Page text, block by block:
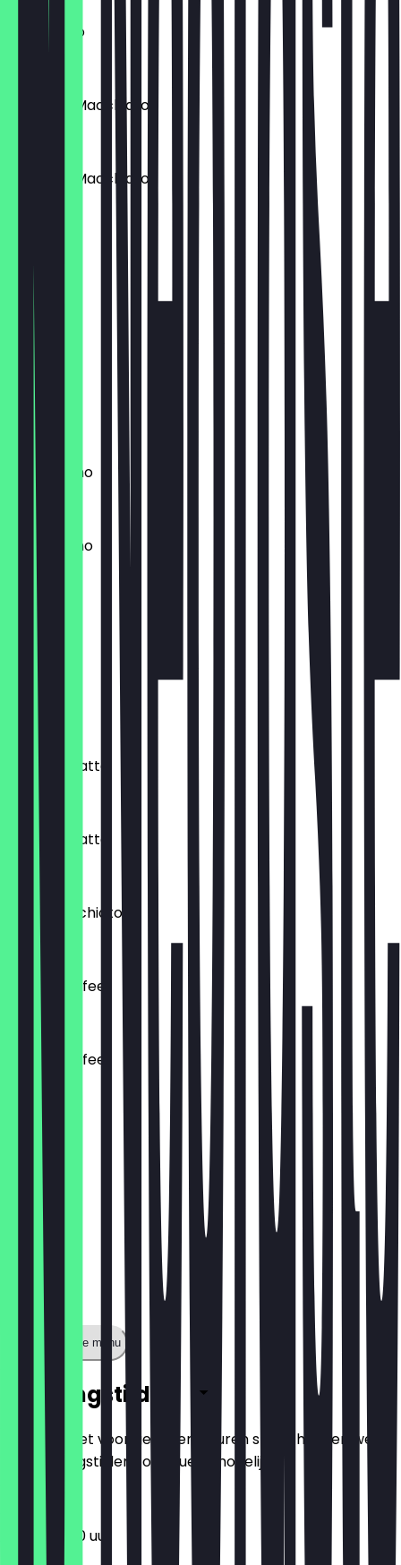
Americano
Espresso Macchiato
Espresso Macchiato
€ 3,00
Cortado
€ 4,00
€ 4,00
Cappuccino
€ 3,50
Cappuccino
€ 4,50
Latte
€ 3,60
Latte
€ 4,60
Caramel Latte
€ 4,00
Caramel Latte
€ 5,00
Latte Macchiato
€ 4,60
Arabic Coffee
€ 3,00
Arabic Coffee
€ 4,00
Toon volledige menu
Openingstijden
Zodat je niet voor gesloten deuren staat, houden we
de openingstijden zo actueel mogelijk.
11:00 - 17:00 uur